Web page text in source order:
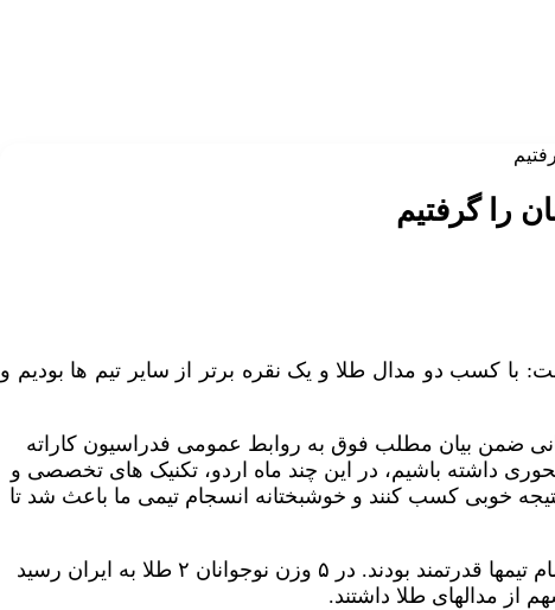
را گرفتیم
با کسب دو مدال طلا و یک نقره برتر از سایر تیم ها بودیم و
ضمن بیان مطلب فوق به روابط عمومی فدراسیون کاراته
داشته باشیم، در این چند ماه اردو، تکنیک های تخصصی و
خوبی کسب کنند و خوشبختانه انسجام تیمی ما باعث شد تا
وی افزود: این رقابتها سطح خوبی داشت و تمام تیمها قدرتمند بودند. در ۵ وزن نوجوانان ۲ طلا به ایران رسید
از مدالهای طلا داشتند.